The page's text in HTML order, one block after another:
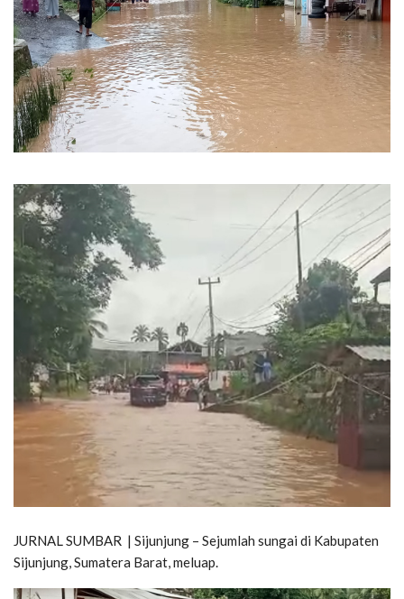
JURNAL SUMBAR | Sijunjung – Sejumlah sungai di Kabupaten
Sijunjung, Sumatera Barat, meluap.